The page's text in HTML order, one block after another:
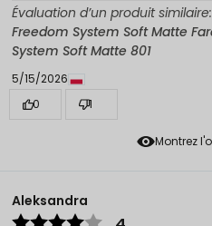
Montrez
Évaluation d’un produit similaire:
Freedom System Soft Matte
System Soft Matte 801
5/15/2026
0
1
Aleksandra